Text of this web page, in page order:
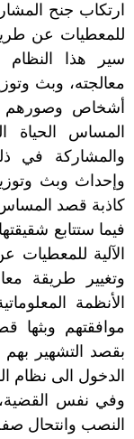
ارتكاب جنح
للمعطيات عن
سير هذا
معالجته، وبث
أشخاص وصورهم
المساس الحياة
والمشاركة في
وإحداث وبث
كاذبة قصد المساس
فيما ستتابع
الآلية
وتغيير طريقة
الأنظمة
موافقتهم وبثها
بقصد التشهير
الدخول الى نظام
وفي نفس القضية،
النصب وانتحال